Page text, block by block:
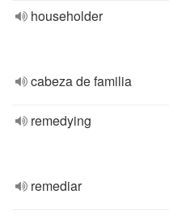
householder
cabeza de familia
remedying
remediar